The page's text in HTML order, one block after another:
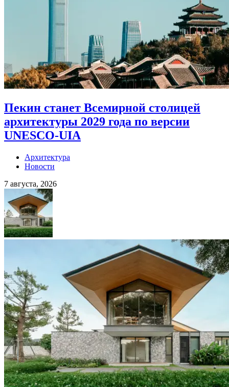
Пекин станет Всемирной столицей
архитектуры 2029 года по версии
UNESCO-UIA
Архитектура
Новости
7 августа, 2026